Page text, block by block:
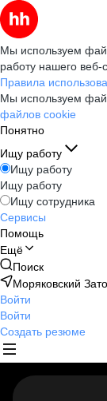
Мы используем
работу нашего веб-
Правила
Мы используем
файлов cookie
Понятно
Ищу работу
Ищу работу
Ищу работу
Ищу сотрудника
Сервисы
Помощь
Ещё
Поиск
Моряковский
Войти
Войти
Создать резюме